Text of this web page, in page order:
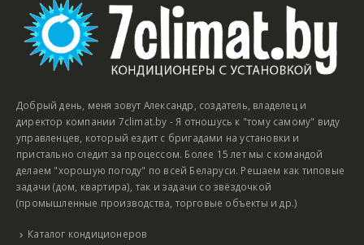
Добрый день, меня зовут Александр, создатель, владелец и
директор компании 7climat.by - Я отношусь к "тому самому" виду
управленцев, который ездит с бригадами на установки и
пристально следит за процессом. Более 15 лет мы с командой
делаем "хорошую погоду" по всей Беларуси. Решаем как типовые
задачи (дом, квартира), так и задачи со звёздочкой
(промышленные производства, торговые объекты и др.)
Каталог кондиционеров